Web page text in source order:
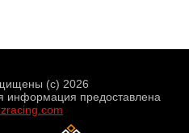
(с) 2026
информация предоставлена